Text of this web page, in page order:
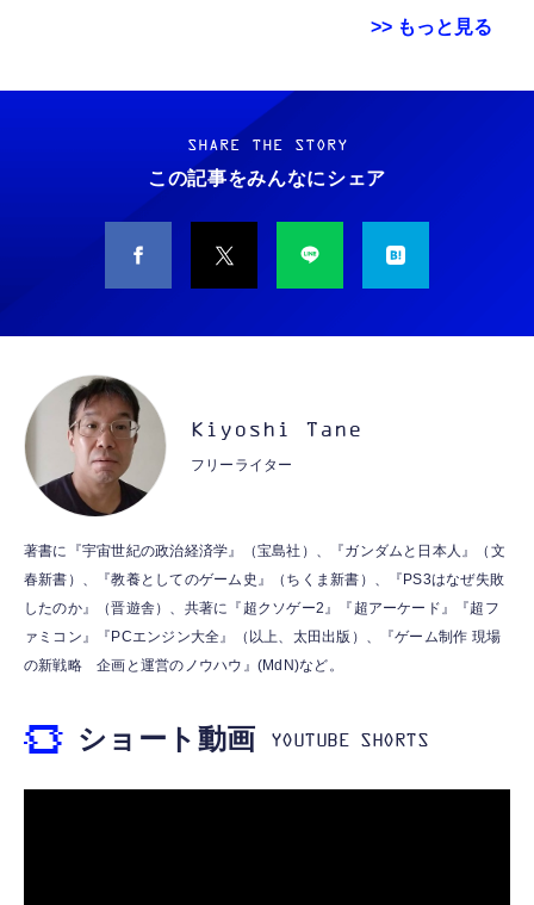
>> もっと見る
Grithope イヤホン タイプC【2026新モデル
耐久性】 有線イヤホン マイク付き HiFi音質
ノイズ低減 重低音 遅延なし
￥949
タイプc 寝ホンイヤホン 寝ホン type-c 有線
睡眠用イヤホン 【音質強化バージョン
￥2,199
MFi認証 【ハイレゾ音質】 内蔵DAC 遅延な
し 48ビット/96KHz 音量調節対応
【HIFI音質】iphone イヤホンジャック ライ
トニング イヤホン 変換 MFI認証 4極 内蔵
￥999
軽量2.8g ASMR推薦 ワイヤレス
Bluetooth6.1 柔軟性高 安眠 仕事 ブルー
￥2,682
霊界コミュニケーションロボット BAKETAN
WARASHI ばけたん ワラシ 改 KAI
￥5,400
M10SR AIペット（コミュニケーションロボッ
ト）
ット）
￥53,900
霊界コミュニケーションロボット BAKETAN
￥5,400
【ペットロボット 】lopeto AI robot チャー
感情成長型 AI搭載 ペットロボット コミュニ
ケーションロボット 性格育成 会話 ジェスチ
SHARE THE STORY
この記事をみんなにシェア
Kiyoshi Tane
フリーライター
著書に『宇宙世紀の政治経済学』（宝島社）、『ガンダムと日本人』（文
春新書）、『教養としてのゲーム史』（ちくま新書）、『PS3はなぜ失敗
したのか』（晋遊舎）、共著に『超クソゲー2』『超アーケード』『超フ
ァミコン』『PCエンジン大全』（以上、太田出版）、『ゲーム制作 現場
の新戦略 企画と運営のノウハウ』(MdN)など。
ショート動画